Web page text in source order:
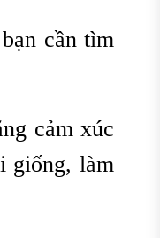
cần tìm
cảm xúc
giống, làm